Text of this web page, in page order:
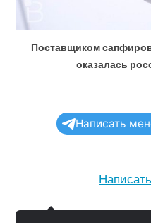
Поставщиком
оказалась
Написать